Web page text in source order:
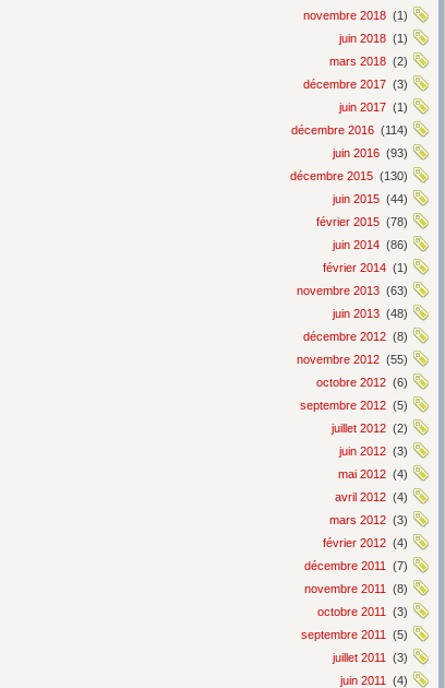
novembre 2018 (1)
juin 2018 (1)
mars 2018 (2)
décembre 2017 (3)
juin 2017 (1)
décembre 2016 (114)
juin 2016 (93)
décembre 2015 (130)
juin 2015 (44)
février 2015 (78)
juin 2014 (86)
février 2014 (1)
novembre 2013 (63)
juin 2013 (48)
décembre 2012 (8)
novembre 2012 (55)
octobre 2012 (6)
septembre 2012 (5)
juillet 2012 (2)
juin 2012 (3)
mai 2012 (4)
avril 2012 (4)
mars 2012 (3)
février 2012 (4)
décembre 2011
(7)
novembre 2011
(8)
octobre 2011
(3)
septembre 2011
(5)
juillet 2011
(3)
juin 2011
(4)